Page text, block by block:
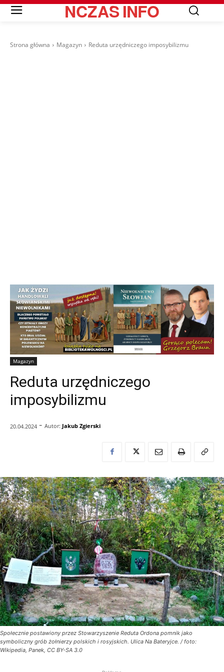
NCZASINFO
Strona główna Magazyn Reduta urzędniczego imposybilizmu
Magazyn
Reduta urzędniczego
imposybilizmu
20.04.2024 - Autor: Jakub Zgierski
Społecznie postawiony przez Stowarzyszenie Reduta Ordona pomnik jako
symboliczny grób żołnierzy polskich i rosyjskich. Ulica Na Bateryjce. / foto:
Wikipedia, Panek, CC BY-SA 3.0